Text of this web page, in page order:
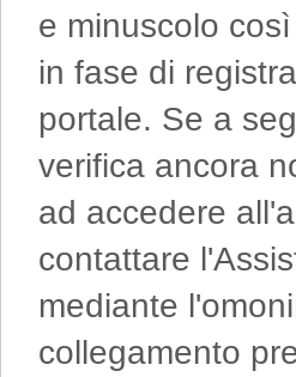
e minuscolo
in fase di
portale. Se a
verifica ancora
ad accedere
contattare
mediante
collegamento